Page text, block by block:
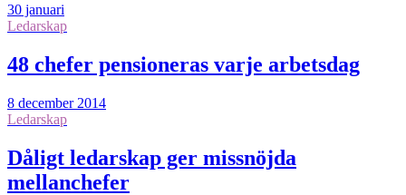
30 januari
Ledarskap
48 chefer pensioneras varje arbetsdag
8 december 2014
Ledarskap
Dåligt ledarskap ger missnöjda
mellanchefer